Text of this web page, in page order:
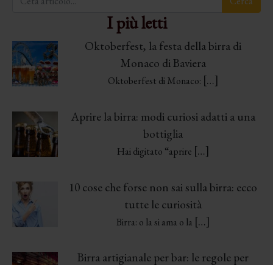
I più letti
Oktoberfest, la festa della birra di
Monaco di Baviera
Oktoberfest di Monaco: […]
Aprire la birra: modi curiosi adatti a una
bottiglia
Hai digitato “aprire […]
10 cose che forse non sai sulla birra: ecco
tutte le curiosità
Birra: o la si ama o la […]
Birra artigianale per bar: le regole per